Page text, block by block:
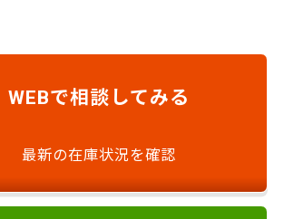
WEBで相談 してみる
最新の在庫状況を確認